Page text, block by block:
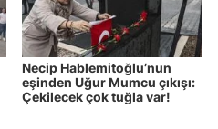
Necip Hablemitoğlu’nun
eşinden Uğur Mumcu çıkışı:
Çekilecek çok tuğla var!